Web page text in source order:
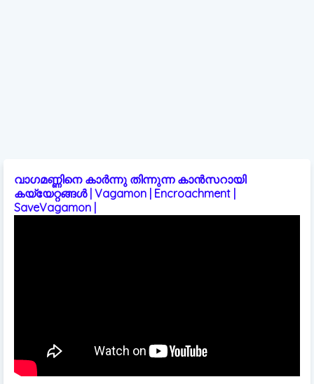
വാഗമണ്ണിനെ കാർന്നു തിന്നുന്ന കാൻസറായി
കയ്യേറ്റങ്ങൾ | Vagamon | Encroachment |
SaveVagamon |